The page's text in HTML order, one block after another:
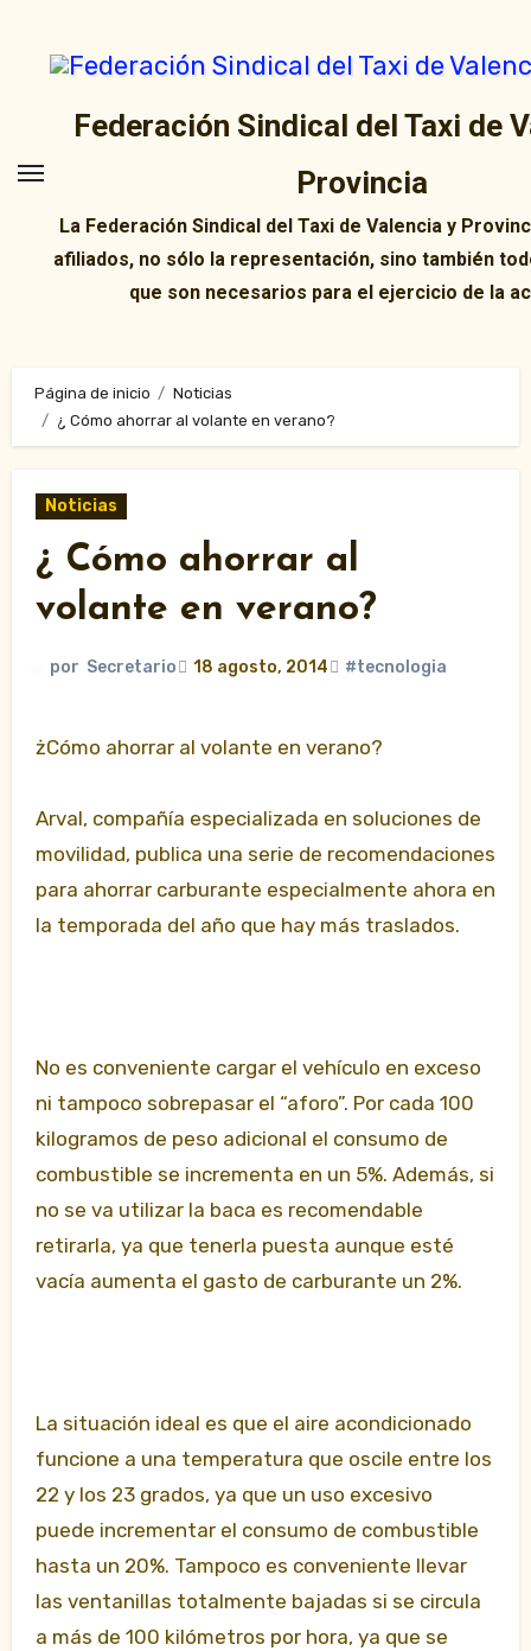
contenido
Federación Sindical del Taxi de
Provincia
La Federación Sindical del Taxi de Valencia y
afiliados, no sólo la representación, sino también
que son necesarios para el ejercicio de la
Página de inicio
Noticias
¿ Cómo ahorrar al volante en verano?
Noticias
¿ Cómo ahorrar al
volante en verano?
por Secretario 18 agosto, 2014 #tecnologia
żCómo ahorrar al volante en verano?
Arval, compañía especializada en soluciones de
movilidad, publica una serie de recomendaciones
para ahorrar carburante especialmente ahora en
la temporada del año que hay más traslados.
No es conveniente cargar el vehículo en exceso
ni tampoco sobrepasar el “aforo”. Por cada 100
kilogramos de peso adicional el consumo de
combustible se incrementa en un 5%. Además, si
no se va utilizar la baca es recomendable
retirarla, ya que tenerla puesta aunque esté
vacía aumenta el gasto de carburante un 2%.
La situación ideal es que el aire acondicionado
funcione a una temperatura que oscile entre los
22 y los 23 grados, ya que un uso excesivo
puede incrementar el consumo de combustible
hasta un 20%. Tampoco es conveniente llevar
las ventanillas totalmente bajadas si se circula
a más de 100 kilómetros por hora, ya que se